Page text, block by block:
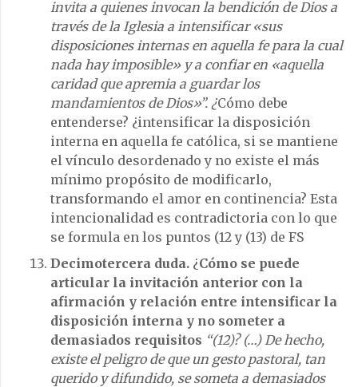
invita a quienes invocan la bendición de Dios a
través de la Iglesia a intensificar «sus
disposiciones internas en aquella fe para la cual
nada hay imposible» y a confiar en «aquella
caridad que apremia a guardar los
mandamientos de Dios»”. ¿Cómo debe
entenderse? ¿intensificar la disposición
interna en aquella fe católica, si se mantiene
el vínculo desordenado y no existe el más
mínimo propósito de modificarlo,
transformando el amor en continencia? Esta
intencionalidad es contradictoria con lo que
se formula en los puntos (12 y (13) de FS
Decimotercera duda. ¿Cómo se puede
articular la invitación anterior con la
afirmación y relación entre intensificar la
disposición interna y no someter a
demasiados requisitos “(12)? (…) De hecho,
existe el peligro de que un gesto pastoral, tan
querido y difundido, se someta a demasiados